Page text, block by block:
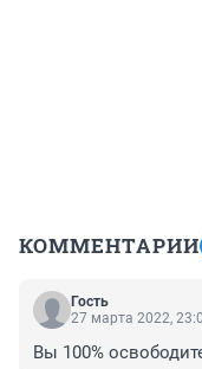
КОММЕНТАРИИ
Гость
27 марта 2022,
Вы 100%